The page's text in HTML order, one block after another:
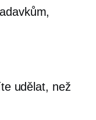
udělat, než